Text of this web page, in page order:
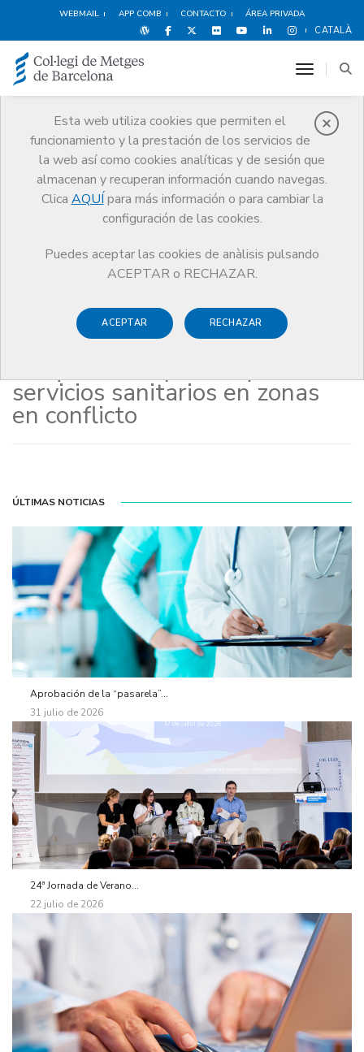
WEBMAIL APP COMB CONTACTO ÁREA PRIVADA
CATALÀ
Esta web utiliza cookies que permiten el
funcionamiento y la prestación de los servicios de
la web así como cookies analíticas y de sesión que
almacenan y recuperan información cuando navegas.
Clica AQUÍ para más información o para cambiar la
configuración de las cookies.
Puedes aceptar las cookies de anàlisis pulsando
ACEPTAR o RECHAZAR.
ACEPTAR RECHAZAR
toggle
Noticias
Comunicación
Noticias
Posición ante los reiterados ataques a hospitales y otros servicios
sanitarios en zonas en conflicto
3 MAYO DE 2016
Posición ante los reiterados
ataques a hospitales y otros
servicios sanitarios en zonas
en conflicto
ÚLTIMAS NOTICIAS
Aprobación de la “pasarela”...
31 julio de 2026
24ª Jornada de Verano...
22 julio de 2026